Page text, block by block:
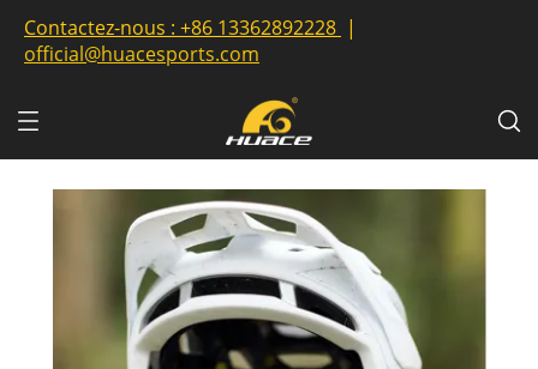
Contactez-nous : +86 13362892228 |
official@huacesports.com